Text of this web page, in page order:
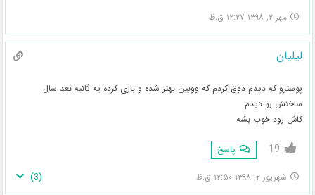
مهر ۲, ۱۳۹۸ ۱۲:۲۷ ق.ظ
لیلیان
پوسترو که دیدم ذوق کردم که ووبین بهتر شده و بازی کرده یه ثانیه بعد سال
ساختش رو دیدم
کاش زود خوب بشه
19 پاسخ
شهریور ۲, ۱۳۹۸ ۱۲:۵۰ ق.ظ (
3
)